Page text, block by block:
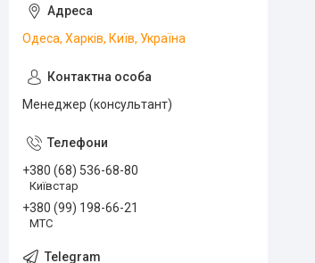
Одеса, Харків, Київ, Україна
Менеджер (консультант)
+380 (68) 536-68-80
Київстар
+380 (99) 198-66-21
МТС